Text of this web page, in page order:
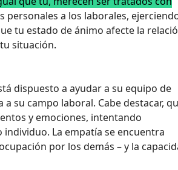
personales a los laborales,
tu estado de ánimo afecte la
situación.
dispuesto a ayudar a su equipo de
a su campo laboral. Cabe destacar,
y emociones, intentando
La empatía se encuentra
por los demás – y la